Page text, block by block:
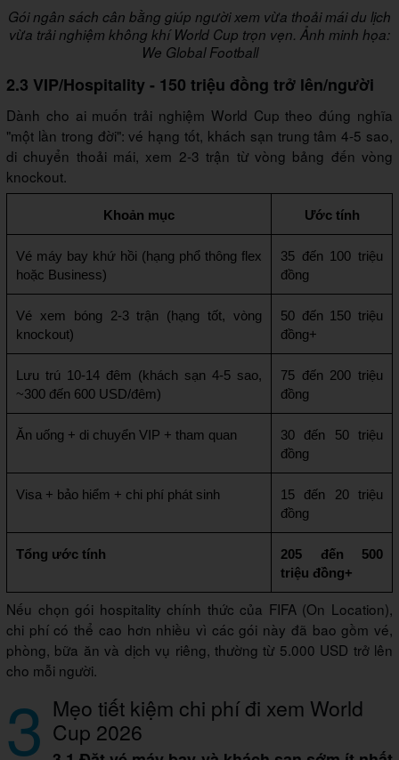
Gói ngân sách cân bằng giúp người xem vừa thoải mái du lịch
vừa trải nghiệm không khí World Cup trọn vẹn. Ảnh minh họa:
We Global Football
2.3 VIP/Hospitality - 150 triệu đồng trở lên/người
Dành cho ai muốn trải nghiệm World Cup theo đúng nghĩa
"một lần trong đời": vé hạng tốt, khách sạn trung tâm 4-5 sao,
di chuyển thoải mái, xem 2-3 trận từ vòng bảng đến vòng
knockout.
Khoản mục Ước tính
Vé máy bay khứ hồi (hạng phổ thông flex
hoặc Business)
35 đến 100 triệu
đồng
Vé xem bóng 2-3 trận (hạng tốt, vòng
knockout)
50 đến 150 triệu
đồng+
Lưu trú 10-14 đêm (khách sạn 4-5 sao,
~300 đến 600 USD/đêm)
75 đến 200 triệu
đồng
Ăn uống + di chuyển VIP + tham quan
30 đến 50 triệu
đồng
Visa + bảo hiểm + chi phí phát sinh
15 đến 20 triệu
đồng
Tổng ước tính
205 đến 500
triệu đồng+
Nếu chọn gói hospitality chính thức của FIFA (On Location),
chi phí có thể cao hơn nhiều vì các gói này đã bao gồm vé,
phòng, bữa ăn và dịch vụ riêng, thường từ 5.000 USD trở lên
cho mỗi người.
3 Mẹo tiết kiệm chi phí đi xem World
Cup 2026